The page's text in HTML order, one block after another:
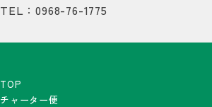
TEL：0968-76-1775
TOP
チャーター便